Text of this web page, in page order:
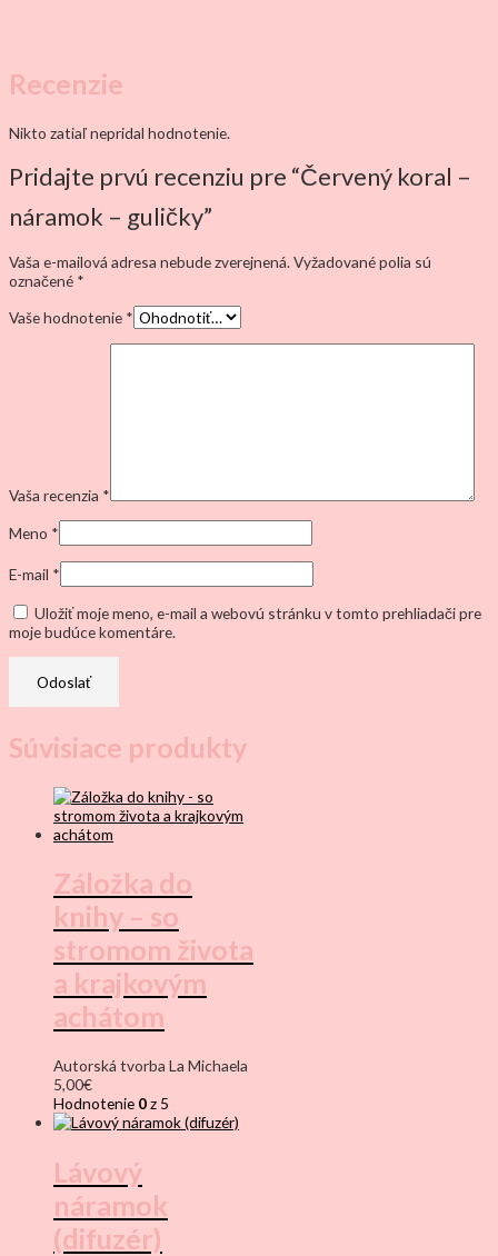
Recenzie
Nikto zatiaľ nepridal hodnotenie.
Pridajte prvú recenziu pre “Červený koral –
náramok – guličky”
Vaša e-mailová adresa nebude zverejnená. Vyžadované polia sú
označené *
Vaše hodnotenie *
Vaša recenzia *
Meno *
E-mail *
Uložiť moje meno, e-mail a webovú stránku v tomto prehliadači pre
moje budúce komentáre.
Súvisiace produkty
Záložka do
knihy – so
stromom života
a krajkovým
achátom
Autorská tvorba La Michaela
5,00€
Hodnotenie 0z 5
Lávový
náramok
(difuzér)